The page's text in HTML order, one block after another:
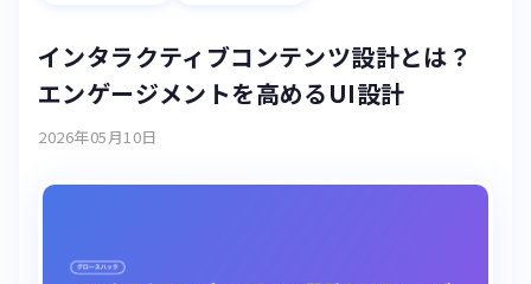
インタラクティブコンテンツ設計とは？
エンゲージメントを高めるUI設計
2026年05月10日